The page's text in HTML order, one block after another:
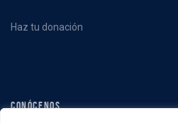
Haz tu donación
CONÓCENOS